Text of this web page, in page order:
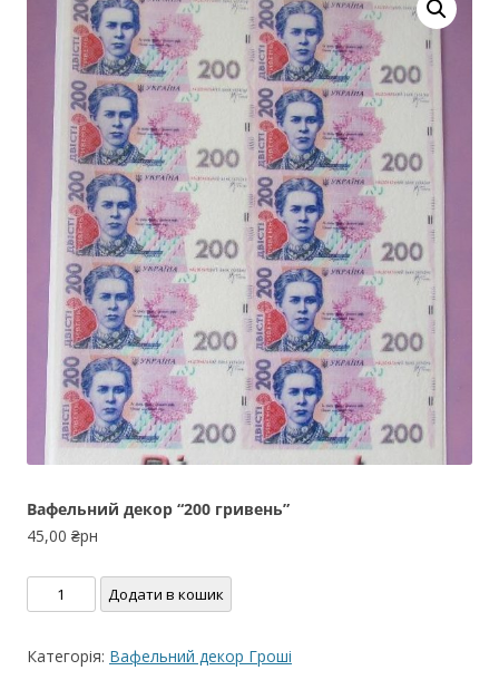
Вафельний декор “200 гривень”
45,00 ₴рн
Вафельний
декор
гривень"
Додати в кошик
Категорія: Вафельний декор Гроші